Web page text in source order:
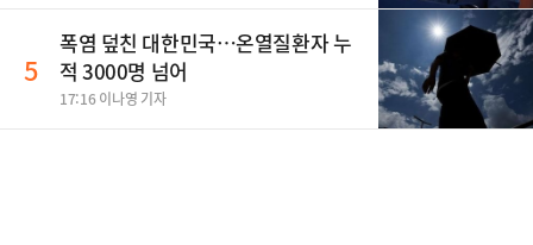
5
폭염 덮친 대한민국…온열질환자 누
적 3000명 넘어
17:16 이나영 기자